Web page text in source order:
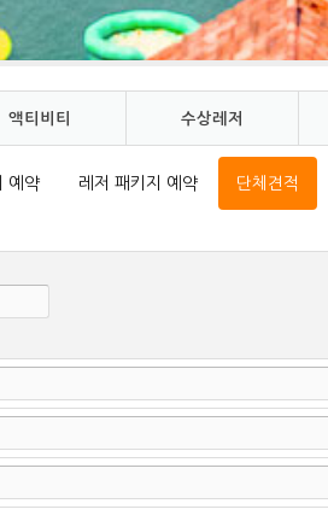
액티비티 수상레저
예약 레저 패키지 예약 단체견적